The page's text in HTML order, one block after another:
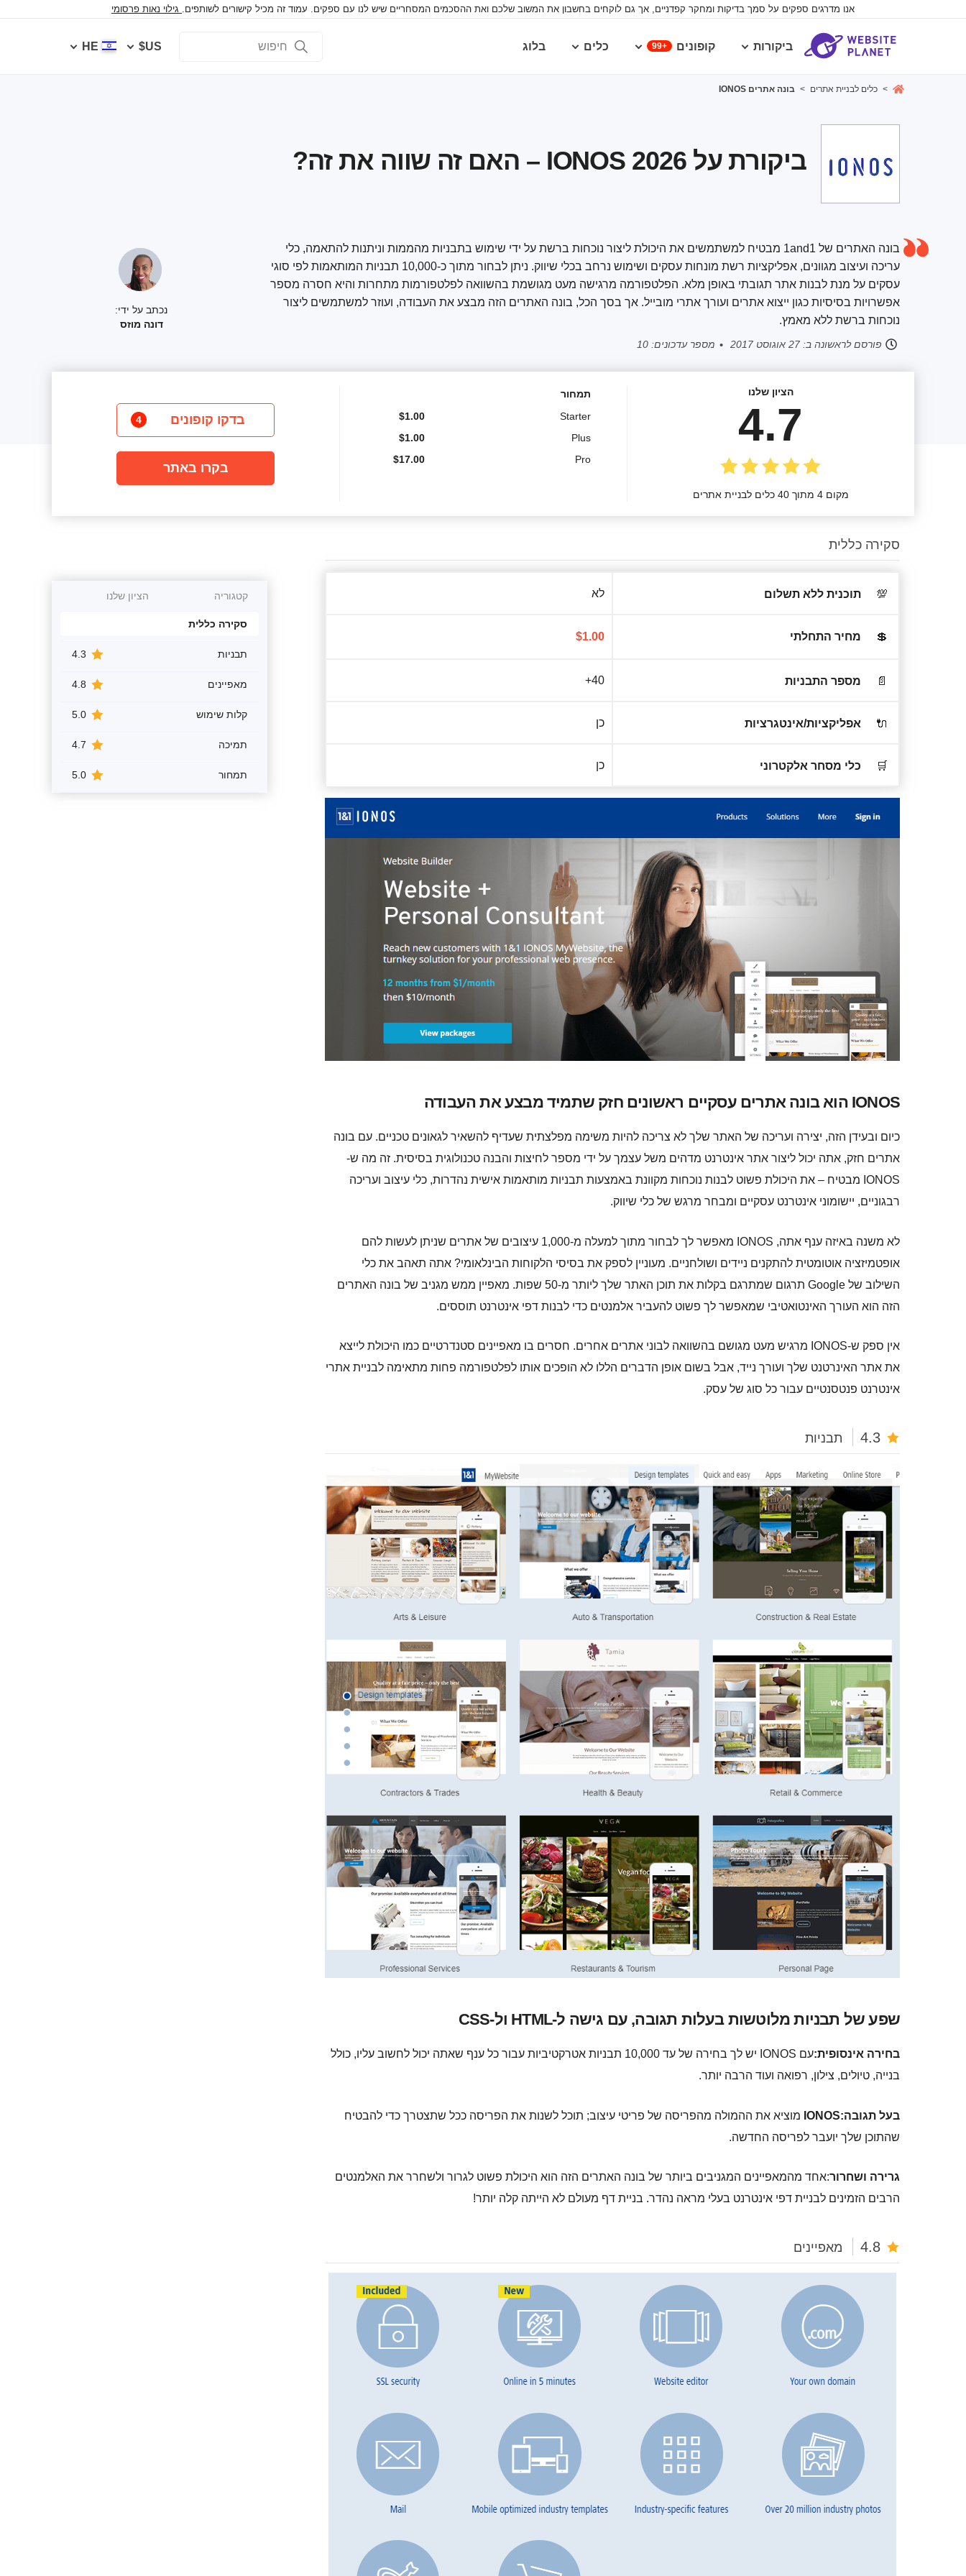
אנו מדרגים ספקים על סמך בדיקות ומחקר קפדניים, אך גם לוקחים בחשבון את המשוב שלכם ואת ההסכמים המסחריים שיש לנו עם ספקים. עמוד זה מכיל קישורים לשותפים. גילוי נאות פרסומי
ביקורות קופונים 99+ כלים בלוג US$
HE
> כלים לבניית אתרים > בונה אתרים IONOS
ביקורת על IONOS 2026 – האם זה שווה את זה?
נכתב על ידי:
דונה מוזס
בונה האתרים של 1and1 מבטיח למשתמשים את היכולת ליצור נוכחות ברשת על ידי שימוש בתבניות מהממות וניתנות להתאמה, כלי
עריכה ועיצוב מגוונים, אפליקציות רשת מונחות עסקים ושימוש נרחב בכלי שיווק. ניתן לבחור מתוך כ-10,000 תבניות המותאמות לפי סוגי
עסקים על מנת לבנות אתר תגובתי באופן מלא. הפלטפורמה מרגישה מעט מגושמת בהשוואה לפלטפורמות מתחרות והיא חסרה מספר
אפשרויות בסיסיות כגון ייצוא אתרים ועורך אתרי מובייל. אך בסך הכל, בונה האתרים הזה מבצע את העבודה, ועוזר למשתמשים ליצור
נוכחות ברשת ללא מאמץ.
פורסם לראשונה ב: 27 אוגוסט 2017 מספר עדכונים: 10
הציון שלנו
4.7
מקום 4 מתוך 40 כלים לבניית אתרים
תמחור
Starter
$1.00
Plus
$1.00
Pro
$17.00
בדקו קופונים 4
בקרו באתר
סקירה כללית
💯 תוכנית ללא תשלום לא
💲 מחיר התחלתי $1.00
📄 מספר התבניות 40+
🔌 אפליקציות/אינטגרציות כן
🛒 כלי מסחר אלקטרוני כן
IONOS הוא בונה אתרים עסקיים ראשונים חזק שתמיד מבצע את העבודה
כיום ובעידן הזה, יצירה ועריכה של האתר שלך לא צריכה להיות משימה מפלצתית שעדיף להשאיר לגאונים טכניים. עם בונה
אתרים חזק, אתה יכול ליצור אתר אינטרנט מדהים משל עצמך על ידי מספר לחיצות והבנה טכנולוגית בסיסית. זה מה ש-
IONOS מבטיח – את היכולת פשוט לבנות נוכחות מקוונת באמצעות תבניות מותאמות אישית נהדרות, כלי עיצוב ועריכה
רבגוניים, יישומוני אינטרנט עסקיים ומבחר מרגש של כלי שיווק.
לא משנה באיזה ענף אתה, IONOS מאפשר לך לבחור מתוך למעלה מ-1,000 עיצובים של אתרים שניתן לעשות להם
אופטמיזציה אוטומטית להתקנים ניידים ושולחניים. מעוניין לספק את בסיסי הלקוחות הבינלאומי? אתה תאהב את כלי
השילוב של Google תרגום שמתרגם בקלות את תוכן האתר שלך ליותר מ-50 שפות. מאפיין ממש מגניב של בונה האתרים
הזה הוא העורך האינטואטיבי שמאפשר לך פשוט להעביר אלמנטים כדי לבנות דפי אינטרנט תוססים.
אין ספק ש-IONOS מרגיש מעט מגושם בהשוואה לבוני אתרים אחרים. חסרים בו מאפיינים סטנדרטיים כמו היכולת לייצא
את אתר האינרטנט שלך ועורך נייד, אבל בשום אופן הדברים הללו לא הופכים אותו לפלטפורמה פחות מתאימה לבניית אתרי
אינטרנט פנטסנטיים עבור כל סוג של עסק.
4.3 תבניות
שפע של תבניות מלוטשות בעלות תגובה, עם גישה ל-HTML ול-CSS
בחירה אינסופית:
עם IONOS יש לך בחירה של עד 10,000 תבניות אטרקטיביות עבור כל ענף שאתה יכול לחשוב עליו, כולל
בנייה, טיולים, צילון, רפואה ועוד הרבה יותר.
בעל תגובה:IONOS
מוציא את ההמולה מהפריסה של פריטי עיצוב; תוכל לשנות את הפריסה ככל שתצטרך כדי להבטיח
שהתוכן שלך יועבר לפריסה החדשה.
גרירה ושחרור:אחד מהמאפיינים המגניבים ביותר של בונה האתרים הזה הוא היכולת פשוט לגרור ולשחרר את האלמנטים
הרבים הזמינים לבניית דפי אינטרנט בעלי מראה נהדר. בניית דף מעולם לא הייתה קלה יותר!
4.8 מאפיינים
קטגוריה הציון שלנו
סקירה כללית
תבניות 4.3
מאפיינים 4.8
קלות שימוש 5.0
תמיכה 4.7
תמחור 5.0